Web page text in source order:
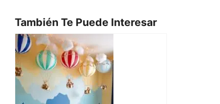
También Te Puede Interesar